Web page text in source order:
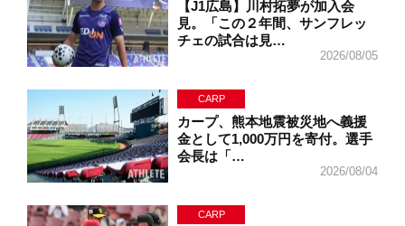
【J1広島】川村拓夢が加入会
見。「この２年間、サンフレッ
チェの試合は見…
2026/08/05
CARP
カープ、熊本地震被災地へ義援
金として1,000万円を寄付。選手
会長は「…
2026/08/04
CARP